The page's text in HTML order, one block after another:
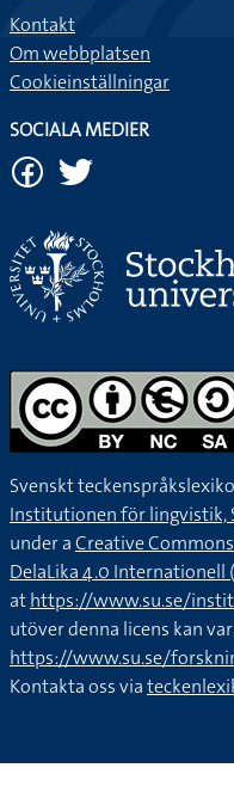
Kontakt
Om webbplatsen
Cookieinställningar
SOCIALA MEDIER
Svenskt
Institutionen för lingvistik,
under aCreative
DelaLika 4.0 Internationell
athttps://www.su.se/
utöver denna licens kan
https://www.su.se/
Kontakta oss via